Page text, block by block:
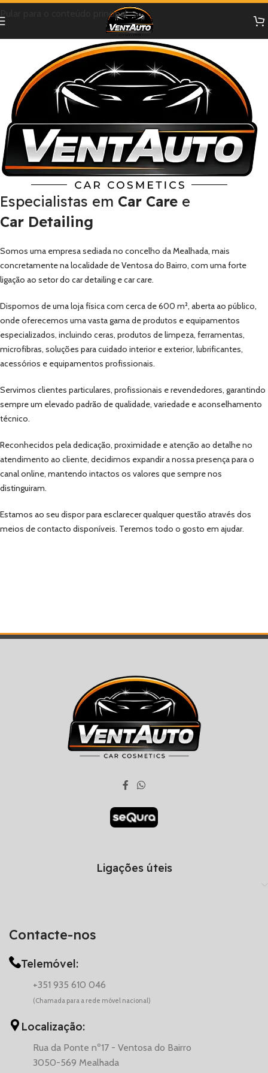
Pular para o conteúdo principal
Especialistas em Car Care e
Car Detailing
Somos uma empresa sediada no concelho da Mealhada, mais
concretamente na localidade de Ventosa do Bairro, com uma forte
ligação ao setor do car detailing e car care.
Dispomos de uma loja física com cerca de 600 m², aberta ao público,
onde oferecemos uma vasta gama de produtos e equipamentos
especializados, incluindo ceras, produtos de limpeza, ferramentas,
microfibras, soluções para cuidado interior e exterior, lubrificantes,
acessórios e equipamentos profissionais.
Servimos clientes particulares, profissionais e revendedores, garantindo
sempre um elevado padrão de qualidade, variedade e aconselhamento
técnico.
Reconhecidos pela dedicação, proximidade e atenção ao detalhe no
atendimento ao cliente, decidimos expandir a nossa presença para o
canal online, mantendo intactos os valores que sempre nos
distinguiram.
Estamos ao seu dispor para esclarecer qualquer questão através dos
meios de contacto disponíveis. Teremos todo o gosto em ajudar.
Contacte-nos
Telemóvel:
+351 935 610 046
(Chamada para a rede móvel nacional)
Localização:
Rua da Ponte nº17 - Ventosa do Bairro
3050-569 Mealhada
Ligações úteis